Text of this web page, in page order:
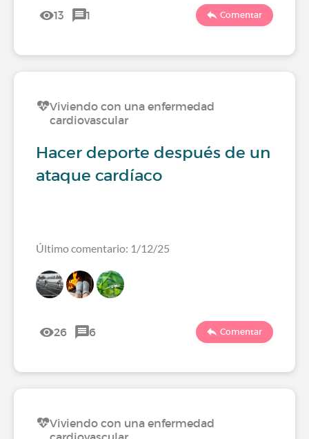
13 1 Comentar
Viviendo con una enfermedad
cardiovascular
Hacer deporte después de un
ataque cardíaco
Último comentario: 1/12/25
26 6 Comentar
Viviendo con una enfermedad